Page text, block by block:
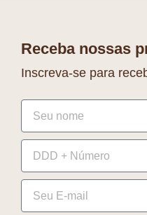
Receba nossas
Inscreva-se para